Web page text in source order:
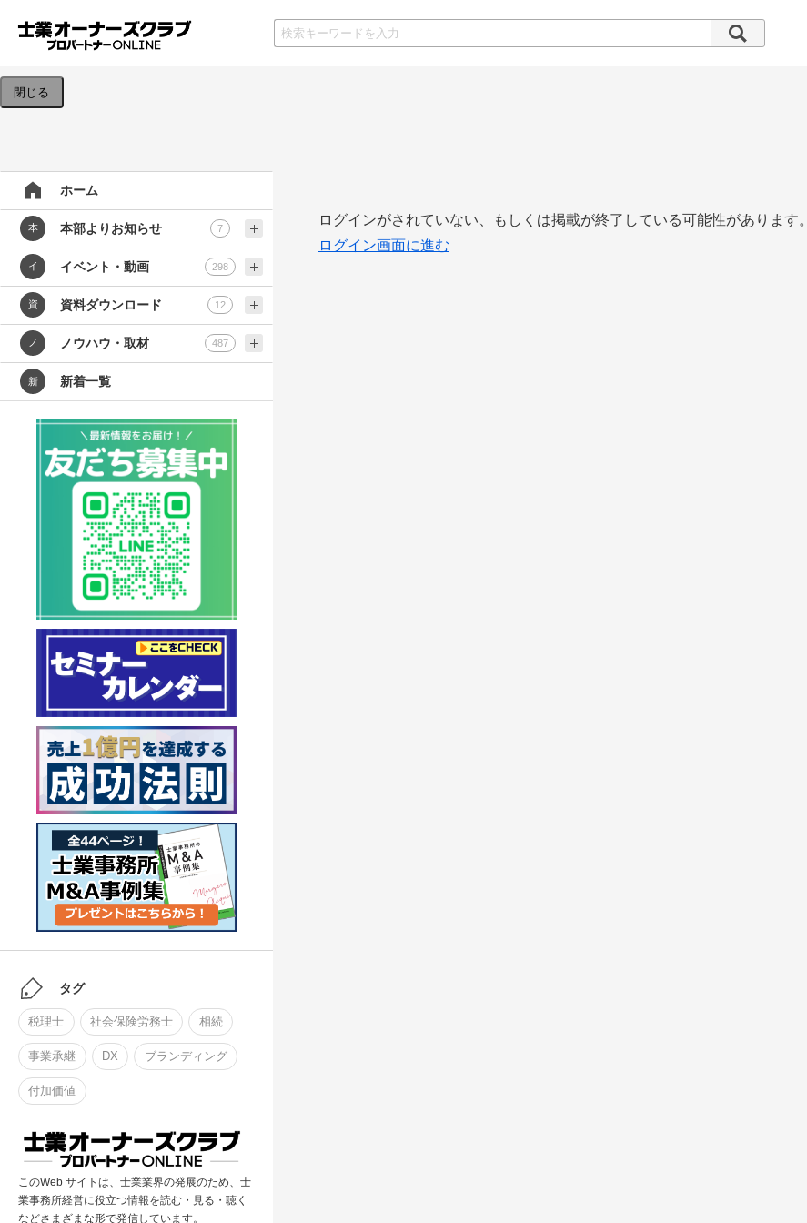
検索条件を入力してください。
閉じる
ホーム
本 本部よりお知らせ 7
イ イベント・動画 298
資 資料ダウンロード 12
ノ ノウハウ・取材 487
新 新着一覧
タグ
税理士 社会保険労務士 相続
事業承継 DX ブランディング
付加価値
このWeb サイトは、士業業界の発展のため、士
業事務所経営に役立つ情報を読む・見る・聴く
などさまざまな形で発信しています。
ログインがされていない、もしくは掲載が終了している可能性があります。
ログイン画面に進む